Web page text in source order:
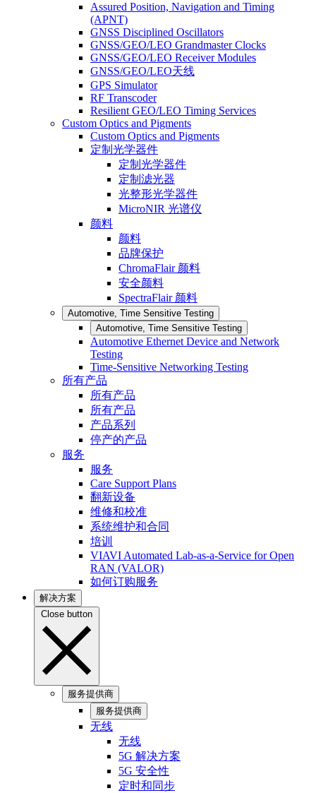
Assured Position, Navigation and Timing
(APNT)
GNSS Disciplined Oscillators
GNSS/GEO/LEO Grandmaster Clocks
GNSS/GEO/LEO Receiver Modules
GNSS/GEO/LEO天线
GPS Simulator
RF Transcoder
Resilient GEO/LEO Timing Services
Custom Optics and Pigments
Custom Optics and Pigments
定制光学器件
定制光学器件
定制滤光器
光整形光学器件
MicroNIR 光谱仪
颜料
颜料
品牌保护
ChromaFlair 颜料
安全颜料
SpectraFlair 颜料
Automotive, Time Sensitive Testing
Automotive, Time Sensitive Testing
Automotive Ethernet Device and Network
Testing
Time-Sensitive Networking Testing
所有产品
所有产品
所有产品
产品系列
停产的产品
服务
服务
Care Support Plans
翻新设备
维修和校准
系统维护和合同
培训
VIAVI Automated Lab-as-a-Service for Open
RAN (VALOR)
如何订购服务
解决方案
Close button
服务提供商
服务提供商
无线
无线
5G 解决方案
5G 安全性
定时和同步